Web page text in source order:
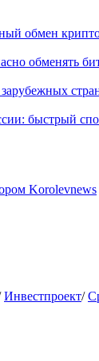
обмен
обменять
быстрый
Инвестпроект/